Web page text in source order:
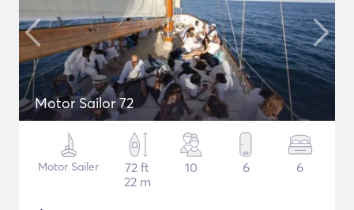
Motor Sailor 72
Motor Sailer
72 ft
22 m
10 6 6